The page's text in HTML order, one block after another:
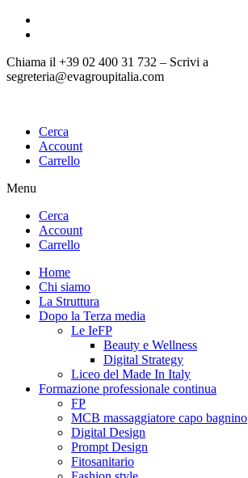
Chiama il +39 02 400 31 732 – Scrivi a
segreteria@evagroupitalia.com
Cerca
Account
Carrello
Menu
Cerca
Account
Carrello
Home
Chi siamo
La Struttura
Dopo la Terza media
Le IeFP
Beauty e Wellness
Digital Strategy
Liceo del Made In Italy
Formazione professionale continua
FP
MCB massaggiatore capo bagnino
Digital Design
Prompt Design
Fitosanitario